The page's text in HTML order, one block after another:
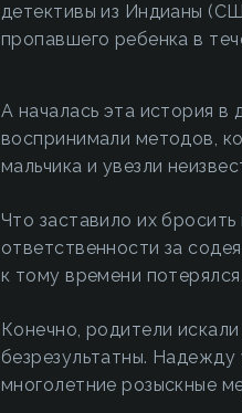
детективы из Индианы
пропавшего ребенка в
А началась эта история
воспринимали методов,
мальчика и увезли
Что заставило их
ответственности за
к тому времени потерялся.
Конечно, родители
безрезультатны. Надежду
многолетние розыскные